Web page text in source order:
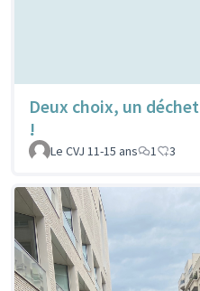
Deux choix, un déchet
!
Le CVJ 11-15 ans
1 3